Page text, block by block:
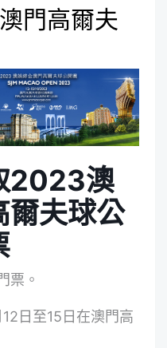
門高爾夫
2023澳
爾夫球公
票。
12日至15日在澳門高